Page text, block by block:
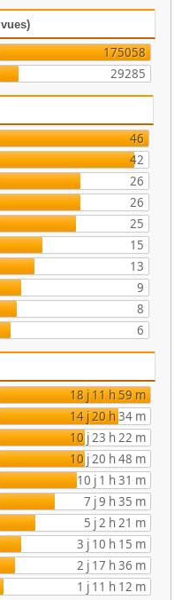
175058
29285
46
42
26
26
25
15
13
9
8
6
18 j 11 h 59 m
14 j 20 h 34 m
10 j 23 h 22 m
10 j 20 h 48 m
10 j 1 h 31 m
7 j 9 h 35 m
5 j 2 h 21 m
3 j 10 h 15 m
2 j 17 h 36 m
1 j 11 h 12 m